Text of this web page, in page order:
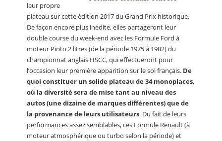
leur propre
plateau sur cette édition 2017 du Grand Prix historique.
De façon encore plus inédite, elles partageront leur
double course du week-end avec les Formule Ford à
moteur Pinto 2 litres (de la période 1975 à 1982) du
championnat anglais HSCC, qui effectueront pour
l’occasion leur première apparition sur le sol français. De
quoi constituer un solide plateau de 34 monoplaces,
où la diversité sera de mise tant au niveau des
autos (une dizaine de marques différentes) que de
la provenance de leurs utilisateurs. Du fait de leurs
performances assez semblables, ces Formule Renault (à
moteur atmosphérique ou turbo selon la période) et